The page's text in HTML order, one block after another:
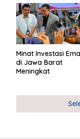
UMKM
Minat Investasi
di Jawa Barat
Meningkat